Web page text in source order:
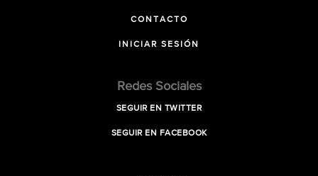
CONTACTO
INICIAR SESIÓN
Redes Sociales
SEGUIR EN TWITTER
SEGUIR EN FACEBOOK